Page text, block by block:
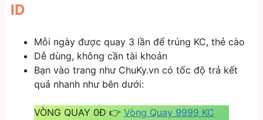
ID
Mỗi ngày được quay 3 lần để trúng KC, thẻ cào
Dễ dùng, không cần tài khoản
Bạn vào trang như ChuKy.vn có tốc độ trả kết
quả nhanh như bên dưới:
VÒNG QUAY 0Đ 👉 Vòng Quay 9999 KC